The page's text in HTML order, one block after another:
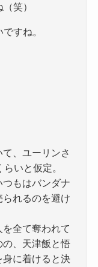
笑）
すね。
、ユーリンさ
いと仮定。
もはバンダナ
れるのを避け
全て奪われて
の、天津飯と悟
に着けると決